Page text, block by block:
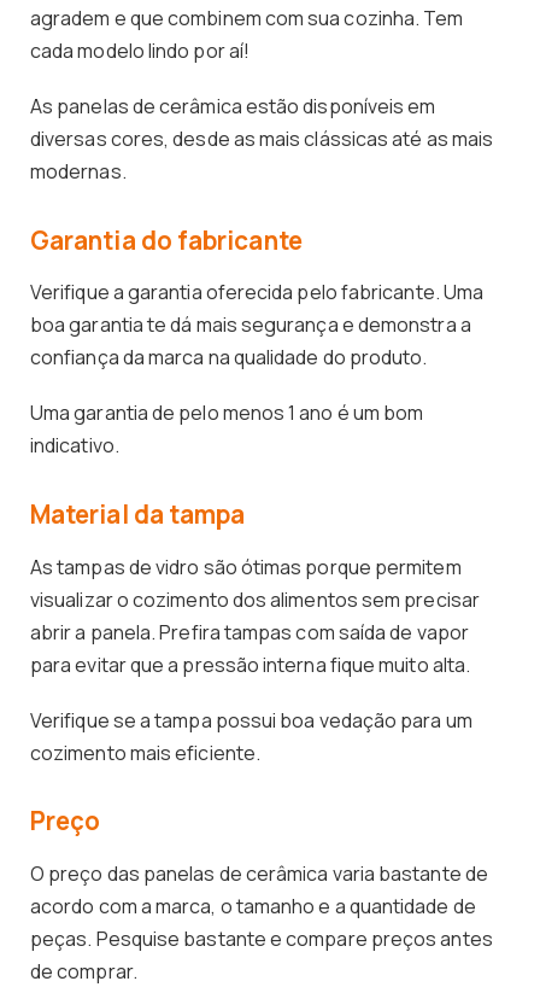
agradem e que combinem com sua cozinha. Tem
cada modelo lindo por aí!
As panelas de cerâmica estão disponíveis em
diversas cores, desde as mais clássicas até as mais
modernas.
Garantia do fabricante
Verifique a garantia oferecida pelo fabricante. Uma
boa garantia te dá mais segurança e demonstra a
confiança da marca na qualidade do produto.
Uma garantia de pelo menos 1 ano é um bom
indicativo.
Material da tampa
As tampas de vidro são ótimas porque permitem
visualizar o cozimento dos alimentos sem precisar
abrir a panela. Prefira tampas com saída de vapor
para evitar que a pressão interna fique muito alta.
Verifique se a tampa possui boa vedação para um
cozimento mais eficiente.
Preço
O preço das panelas de cerâmica varia bastante de
acordo com a marca, o tamanho e a quantidade de
peças. Pesquise bastante e compare preços antes
de comprar.